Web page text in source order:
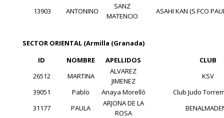
13903 ANTONINO
SANZ
MATENCIO
ASAHI KAN (S.FCO
SECTOR ORIENTAL (Armilla (Granada)
ID
NOMBRE APELLIDOS
CLUB
26512
MARTINA
ALVAREZ
JIMENEZ
KSV
39051
Pablo Anaya Morelló
Club Judo
31177
PAULA
ARJONA DE LA
ROSA